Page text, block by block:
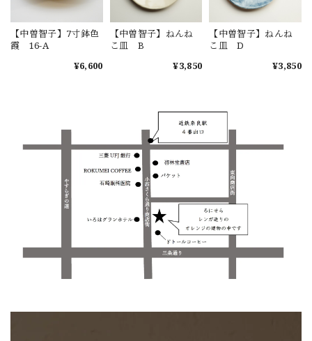
【中曽智子】7寸鉢色
霞 16-A
¥6,600
【中曽智子】ねんね
こ皿 B
¥3,850
【中曽智子】ねんね
こ皿 D
¥3,850